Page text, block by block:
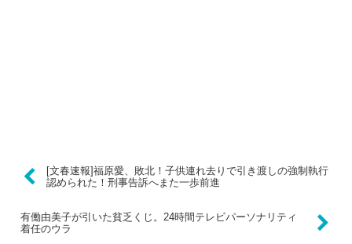
[文春速報]福原愛、敗北！子供連れ去りで引き渡しの強制執行
認められた！刑事告訴へまた一歩前進
有働由美子が引いた貧乏くじ。24時間テレビパーソナリティ
着任のウラ